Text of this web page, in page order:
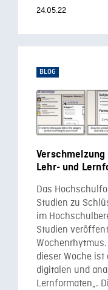
24.05.22
BLOG
Lehr- und
Das
Studien zu
im
Studien
dieser Woche ist
digitalen und
Lernformaten„.